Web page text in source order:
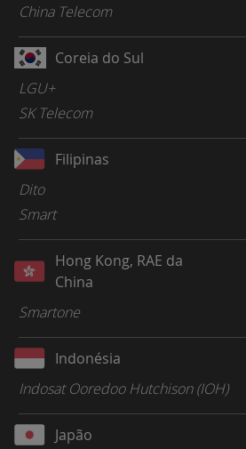
China Telecom
Coreia do Sul
LGU+
SK Telecom
Filipinas
Dito
Smart
Hong Kong, RAE da
China
Smartone
Indonésia
Indosat Ooredoo Hutchison (IOH)
Japão